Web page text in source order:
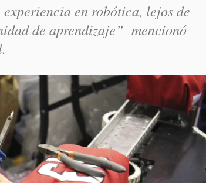
experiencia en robótica, lejos de
de aprendizaje” mencionó